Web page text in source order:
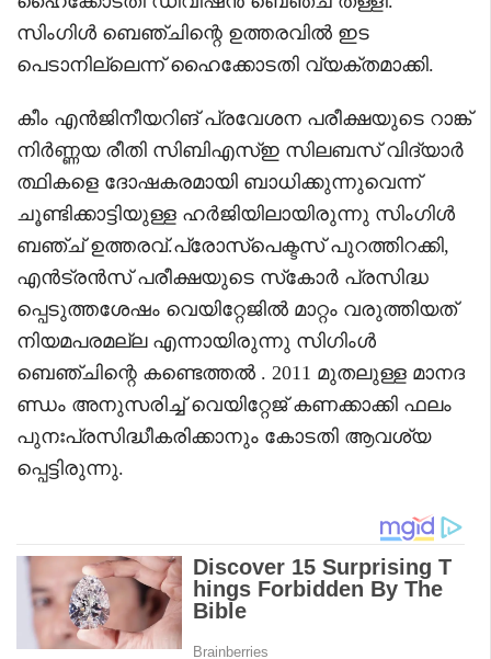
സിംഗിൾ ബെഞ്ചിന്റെ ഉത്തരവിൽ ഇട
പെടാനില്ലെന്ന് ഹൈക്കോടതി വ്യക്തമാക്കി.
കീം എൻജിനീയറിങ് പ്രവേശന പരീക്ഷയുടെ റാങ്ക്
നിർണ്ണയ രീതി സിബിഎസ്ഇ സിലബസ് വിദ്യാർ
ത്ഥികളെ ദോഷകരമായി ബാധിക്കുന്നുവെന്ന്
ചൂണ്ടിക്കാട്ടിയുള്ള ഹർജിയിലായിരുന്നു സിംഗിൾ
ബഞ്ച് ഉത്തരവ്.പ്രോസ്‌പെക്ടസ് പുറത്തിറക്കി,
എൻട്രൻസ് പരീക്ഷയുടെ സ്‌കോർ പ്രസിദ്ധ
പ്പെടുത്തശേഷം വെയിറ്റേജിൽ മാറ്റം വരുത്തിയത്
നിയമപരമല്ല എന്നായിരുന്നു സിഗിംൾ
ബെഞ്ചിന്റെ കണ്ടെത്തൽ . 2011 മുതലുള്ള മാനദ
ണ്ഡം അനുസരിച്ച് വെയിറ്റേജ് കണക്കാക്കി ഫലം
പുനഃപ്രസിദ്ധീകരിക്കാനും കോടതി ആവശ്യ
പ്പെട്ടിരുന്നു.